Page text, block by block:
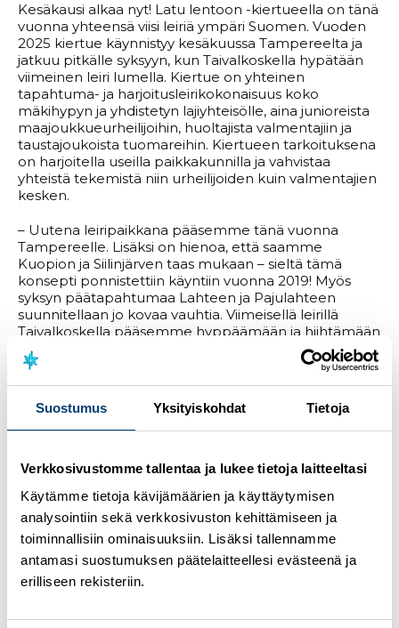
Suostumus Yksityiskohdat Tietoja
Verkkosivustomme tallentaa ja lukee tietoja laitteeltasi
Käytämme tietoja kävijämäärien ja käyttäytymisen
analysointiin sekä verkkosivuston kehittämiseen ja
toiminnallisiin ominaisuuksiin. Lisäksi tallennamme
antamasi suostumuksen päätelaitteellesi evästeenä ja
erilliseen rekisteriin.
Kesäkausi alkaa nyt! Latu lentoon -kiertueella on tänä
vuonna yhteensä viisi leiriä ympäri Suomen. Vuoden
2025 kiertue käynnistyy kesäkuussa Tampereelta ja
jatkuu pitkälle syksyyn, kun Taivalkoskella hypätään
viimeinen leiri lumella. Kiertue on yhteinen
tapahtuma- ja harjoitusleirikokonaisuus koko
mäkihypyn ja yhdistetyn lajiyhteisölle, aina junioreista
maajoukkueurheilijoihin, huoltajista valmentajiin ja
taustajoukoista tuomareihin. Kiertueen tarkoituksena
on harjoitella useilla paikkakunnilla ja vahvistaa
yhteistä tekemistä niin urheilijoiden kuin valmentajien
kesken.
– Uutena leiripaikkana pääsemme tänä vuonna
Tampereelle. Lisäksi on hienoa, että saamme
Kuopion ja Siilinjärven taas mukaan – sieltä tämä
konsepti ponnistettiin käyntiin vuonna 2019! Myös
syksyn päätapahtumaa Lahteen ja Pajulahteen
suunnitellaan jo kovaa vauhtia. Viimeisellä leirillä
Taivalkoskella pääsemme hyppäämään ja hiihtämään
lumella erinomaisissa olosuhteissa. Lumileirin
tarkempi aikataulu varmistuu kesän aikana, kertoo
lajikoordinaattoriKimmo Yliriesto.
– Odotan innolla kaikkien näkemistä taas leireillä.
Tampereella ja Kouvolassa junnuille saattaa olla leiri-
Yliriesto vinkkaa.
Latu lentoon -kiertue 2025
13.-15.6. Tampere (ilmoittautuminen avataan 1.6.)
1.-3.8. Kouvola